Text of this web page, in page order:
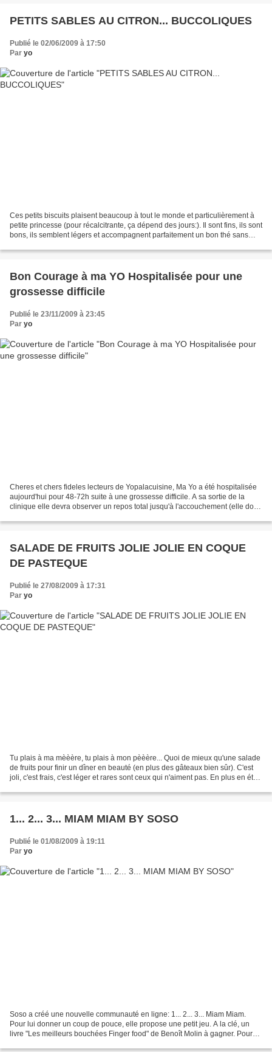
PETITS SABLES AU CITRON... BUCCOLIQUES
Publié le 02/06/2009 à 17:50
Par yo
Ces petits biscuits plaisent beaucoup à tout le monde et particulièrement à
petite princesse (pour récalcitrante, ça dépend des jours:). Il sont fins, ils sont
bons, ils semblent légers et accompagnent parfaitement un bon thé sans
Bon Courage à ma YO Hospitalisée pour une
grossesse difficile
Publié le 23/11/2009 à 23:45
Par yo
Cheres et chers fideles lecteurs de Yopalacuisine, Ma Yo a été hospitalisée
aujourd'hui pour 48-72h suite à une grossesse difficile. A sa sortie de la
clinique elle devra observer un repos total jusqu'à l'accouchement (elle doit
SALADE DE FRUITS JOLIE JOLIE EN COQUE
DE PASTEQUE
Publié le 27/08/2009 à 17:31
Par yo
Tu plais à ma mèèère, tu plais à mon pèèère... Quoi de mieux qu'une salade
de fruits pour finir un dîner en beauté (en plus des gâteaux bien sûr). C'est
joli, c'est frais, c'est léger et rares sont ceux qui n'aiment pas. En plus en été,
1... 2... 3... MIAM MIAM BY SOSO
Publié le 01/08/2009 à 19:11
Par yo
Soso a créé une nouvelle communauté en ligne: 1... 2... 3... Miam Miam.
Pour lui donner un coup de pouce, elle propose une petit jeu. A la clé, un
livre "Les meilleurs bouchées Finger food" de Benoît Molin à gagner. Pour